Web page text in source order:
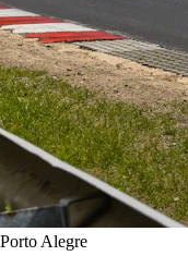
Alegre